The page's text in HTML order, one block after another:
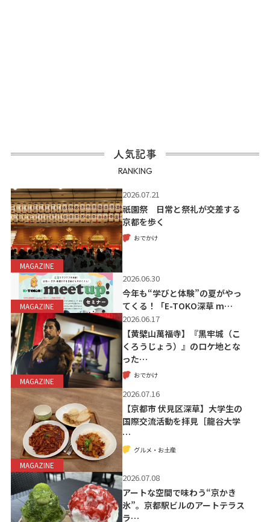
人気記事
RANKING
MAGAZINE
2026.07.21
祇園祭 日常と祭礼が交差する
京都を歩く
おでかけ
MAGAZINE
2026.06.30
今年も“学びと体験”の夏がやっ
てくる！「E-TOKO深草 m…
MAGAZINE
2026.06.17
【黄檗山萬福寺】『黒牢城（こ
くろうじょう）』のロケ地とな
った…
おでかけ
MAGAZINE
2026.07.16
【京都市 伏見区深草】大学生の
国際交流活動を拝見［龍谷大学
…
グルメ・お土産
2026.07.08
アートな空間で味わう“京かき
氷”。京都駅ビルのアートテラス
ラ…